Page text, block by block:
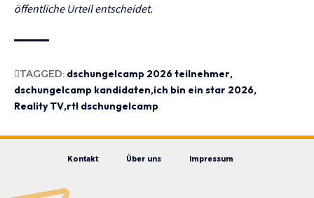
öffentliche Urteil entscheidet.
TAGGED: dschungelcamp 2026 teilnehmer
dschungelcamp kandidaten ich bin ein star 2026
Reality TV rtl dschungelcamp
Kontakt Über uns Impressum